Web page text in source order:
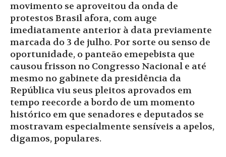
movimento se aproveitou da onda de
protestos Brasil afora, com auge
imediatamente anterior à data previamente
marcada do 3 de julho. Por sorte ou senso de
oportunidade, o panteão emepebista que
causou frisson no Congresso Nacional e até
mesmo no gabinete da presidência da
República viu seus pleitos aprovados em
tempo reecorde a bordo de um momento
histórico em que senadores e deputados se
mostravam especialmente sensíveis a apelos,
digamos, populares.